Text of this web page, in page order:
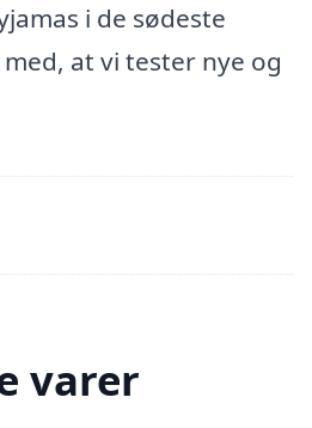
i de sødeste
at vi tester nye og
varer